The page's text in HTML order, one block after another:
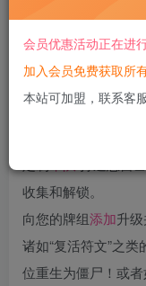
您
收集和解锁。
向您的牌组添加升
诸如“复活符文”之
位重生为僵尸！或
会员优惠活动正在进
加入会员免费获取所有
本站可加盟，联系客